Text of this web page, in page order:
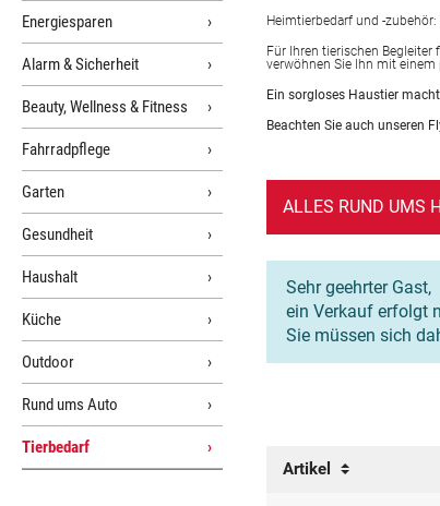
Energiesparen
Alarm & Sicherheit
Beauty, Wellness & Fitness
Fahrradpflege
Garten
Gesundheit
Haushalt
Küche
Outdoor
Rund ums Auto
Tierbedarf
Heimtierbedarf und -
Für Ihren tierischen Begleiter
verwöhnen Sie Ihn mit einem
Ein sorgloses Haustier
Beachten Sie auch unseren
ALLES RUND UMS
Sehr geehrter Gast,
ein Verkauf erfolgt
Sie müssen sich
Artikel